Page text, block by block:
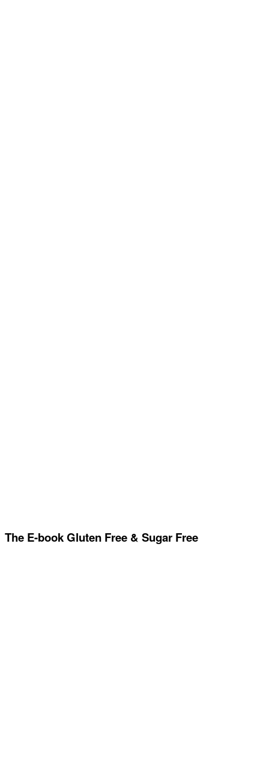
The E-book Gluten Free & Sugar Free